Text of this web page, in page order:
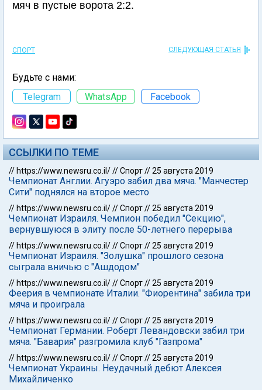
мяч в пустые ворота 2:2.
СПОРТ СЛЕДУЮЩАЯ СТАТЬЯ
Будьте с нами:
Telegram
WhatsApp Facebook
ССЫЛКИ ПО ТЕМЕ
// https://www.newsru.co.il///Спорт//25 августа 2019
Чемпионат Англии. Агуэро забил два мяча. "Манчестер
Сити" поднялся на второе место
// https://www.newsru.co.il///Спорт//25 августа 2019
Чемпионат Израиля. Чемпион победил "Секцию",
вернувшуюся в элиту после 50-летнего перерыва
// https://www.newsru.co.il///Спорт//25 августа 2019
Чемпионат Израиля. "Золушка" прошлого сезона
сыграла вничью с "Ашдодом"
// https://www.newsru.co.il///Спорт//25 августа 2019
Феерия в чемпионате Италии. "Фиорентина" забила три
мяча и проиграла
// https://www.newsru.co.il///Спорт//25 августа 2019
Чемпионат Германии. Роберт Левандовски забил три
мяча. "Бавария" разгромила клуб "Газпрома"
// https://www.newsru.co.il///Спорт//25 августа 2019
Чемпионат Украины. Неудачный дебют Алексея
Михайличенко